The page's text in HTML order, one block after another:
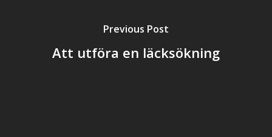
Previous Post
Att utföra en läcksökning